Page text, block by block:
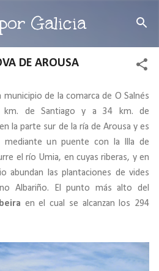
principal
Galicia
DE AROUSA
municipio de la comarca de O Salnés
km. de Santiago y a 34 km. de
la parte sur de la ría de Arousa y es
mediante un puente con la Illa de
el río Umia, en cuyas riberas, y en
abundan las plantaciones de vides
Albariño. El punto más alto del
en el cual se alcanzan los 294